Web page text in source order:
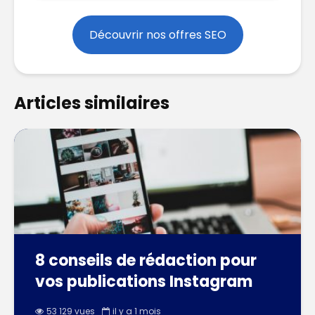
Découvrir nos offres SEO
Articles similaires
8 conseils de rédaction pour
vos publications Instagram
53 129 vues il y a 1 mois